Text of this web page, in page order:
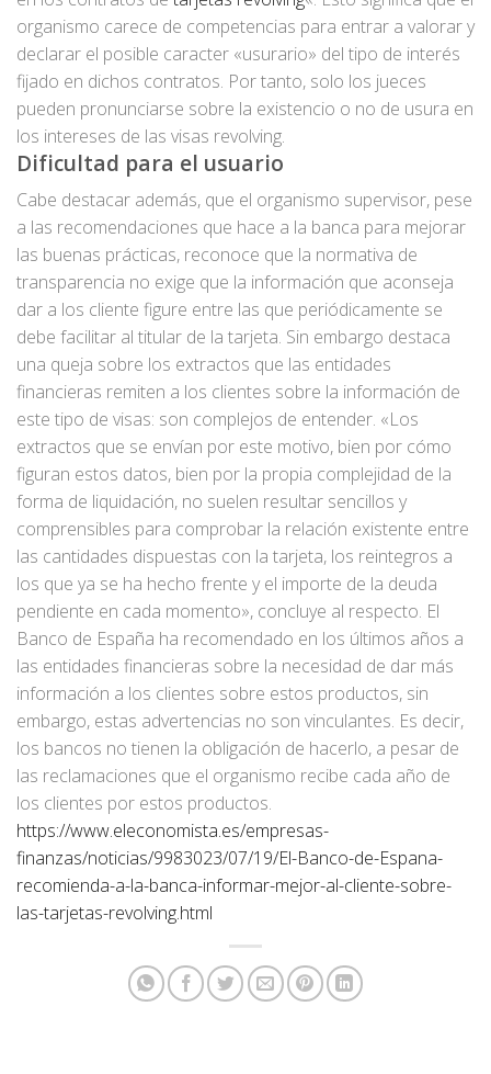
organismo carece de competencias para entrar a valorar y
declarar el posible caracter «usurario» del tipo de interés
fijado en dichos contratos. Por tanto, solo los jueces
pueden pronunciarse sobre la existencio o no de usura en
los intereses de las visas revolving.
Dificultad para el usuario
Cabe destacar además, que el organismo supervisor, pese
a las recomendaciones que hace a la banca para mejorar
las buenas prácticas, reconoce que la normativa de
transparencia no exige que la información que aconseja
dar a los cliente figure entre las que periódicamente se
debe facilitar al titular de la tarjeta. Sin embargo destaca
una queja sobre los extractos que las entidades
financieras remiten a los clientes sobre la información de
este tipo de visas: son complejos de entender. «Los
extractos que se envían por este motivo, bien por cómo
figuran estos datos, bien por la propia complejidad de la
forma de liquidación, no suelen resultar sencillos y
comprensibles para comprobar la relación existente entre
las cantidades dispuestas con la tarjeta, los reintegros a
los que ya se ha hecho frente y el importe de la deuda
pendiente en cada momento», concluye al respecto. El
Banco de España ha recomendado en los últimos años a
las entidades financieras sobre la necesidad de dar más
información a los clientes sobre estos productos, sin
embargo, estas advertencias no son vinculantes. Es decir,
los bancos no tienen la obligación de hacerlo, a pesar de
las reclamaciones que el organismo recibe cada año de
los clientes por estos productos.
https://www.eleconomista.es/empresas-
finanzas/noticias/9983023/07/19/El-Banco-de-Espana-
recomienda-a-la-banca-informar-mejor-al-cliente-sobre-
las-tarjetas-revolving.html